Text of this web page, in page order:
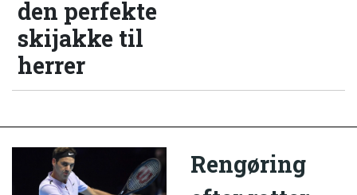
den perfekte
skijakke til
herrer
Rengøring